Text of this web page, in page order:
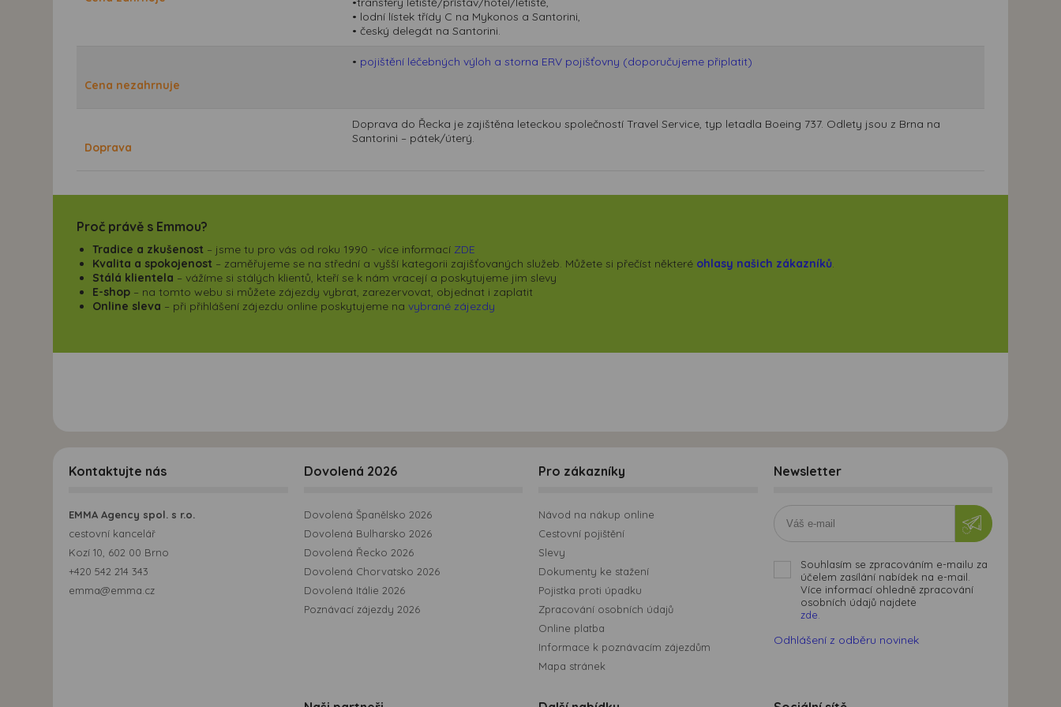
• lodní lístek třídy C na Mykonos a Santorini,
• český delegát na Santorini.
Cena nezahrnuje
• pojištění léčebných výloh a storna ERV pojišťovny (doporučujeme připlatit)
Doprava
Doprava do Řecka je zajištěna leteckou společností Travel Service, typ letadla Boeing 737. Odlety jsou z Brna na
Santorini – pátek/úterý.
Proč právě s Emmou?
Tradice a zkušenost – jsme tu pro vás od roku 1990 - více informací ZDE
Kvalita a spokojenost – zaměřujeme se na střední a vyšší kategorii zajišťovaných služeb. Můžete si přečíst některé ohlasy našich zákazníků.
Stálá klientela – vážíme si stálých klientů, kteří se k nám vracejí a poskytujeme jim slevy
E-shop – na tomto webu si můžete zájezdy vybrat, zarezervovat, objednat i zaplatit
Online sleva – při přihlášení zájezdu online poskytujeme na vybrané zájezdy
Kontaktujte nás
EMMA Agency spol. s r.o.
cestovní kancelář
Kozí 10, 602 00 Brno
+420 542 214 343
emma@emma.cz
Dovolená 2026
Dovolená Španělsko 2026
Dovolená Bulharsko 2026
Dovolená Řecko 2026
Dovolená Chorvatsko 2026
Dovolená Itálie 2026
Poznávací zájezdy 2026
Pro zákazníky
Návod na nákup online
Cestovní pojištění
Slevy
Dokumenty ke stažení
Pojistka proti úpadku
Zpracování osobních údajů
Online platba
Informace k poznávacím zájezdům
Mapa stránek
Newsletter
Souhlasím se zpracováním e-mailu za
účelem zasílání nabídek na e-mail.
Více informací ohledně zpracování
osobních údajů najdete
zde.
Odhlášení z odběru novinek
přizpůsobených Vašim zájmům.